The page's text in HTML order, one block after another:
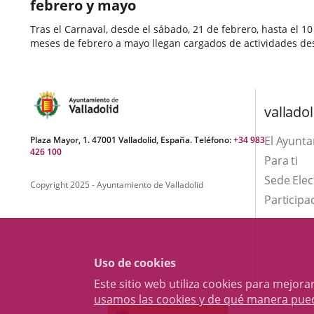
Uso de cookies
Este sitio web utiliza cookies para
usamos las cookies y de qué manera
febrero y mayo
Tras el Carnaval, desde el sábado, 21 de febrero, hasta el
meses de febrero a mayo llegan cargados de actividades
de
la
Plaza Mayor, 1. 47001 Valladolid, España. Teléfono:+34 983
426 100
Copyright 2025 - Ayuntamiento de Valladolid
El
Para ti
Sede